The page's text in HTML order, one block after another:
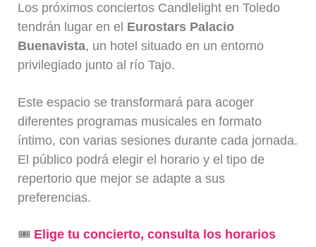
Los próximos conciertos Candlelight en Toledo
tendrán lugar en el Eurostars Palacio
Buenavista, un hotel situado en un entorno
privilegiado junto al río Tajo.
Este espacio se transformará para acoger
diferentes programas musicales en formato
íntimo, con varias sesiones durante cada jornada.
El público podrá elegir el horario y el tipo de
repertorio que mejor se adapte a sus
preferencias.
🎟️ Elige tu concierto, consulta los horarios